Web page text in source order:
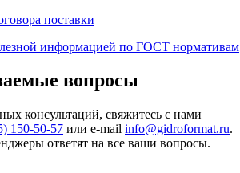
поставки
информацией по ГОСТ нормативам
вопросы
консультаций, свяжитесь с нами
150-50-57 или e-mail info@gidroformat.ru.
ответят на все ваши вопросы.